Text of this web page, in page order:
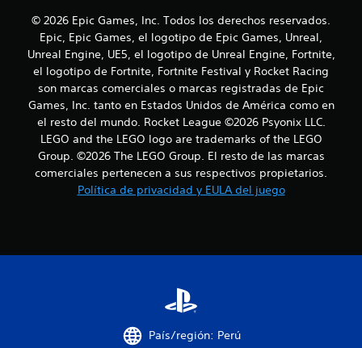
s
t
r
e
l
l
e
© 2026 Epic Games, Inc. Todos los derechos reservados.
Epic, Epic Games, el logotipo de Epic Games, Unreal,
Unreal Engine, UE5, el logotipo de Unreal Engine, Fortnite,
el logotipo de Fortnite, Fortnite Festival y Rocket Racing
son marcas comerciales o marcas registradas de Epic
Games, Inc. tanto en Estados Unidos de América como en
el resto del mundo. Rocket League ©2026 Psyonix LLC.
LEGO and the LEGO logo are trademarks of the LEGO
Group. ©2026 The LEGO Group. El resto de las marcas
comerciales pertenecen a sus respectivos propietarios.
Política de privacidad y EULA del juego
País/región: Perú